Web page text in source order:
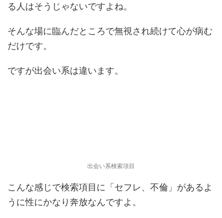
る人はそうじゃないですよね。
そんな場に臨んだところで無視され続けて心が病む
だけです。
ですが出会い系は違います。
出会い系検索項目
こんな感じで検索項目に「セフレ、不倫」があるよ
うに性にかなり奔放なんですよ。